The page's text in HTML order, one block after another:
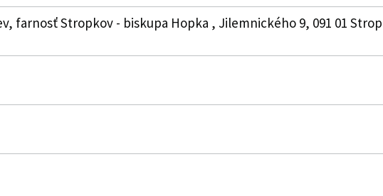
farnosť Stropkov - biskupa Hopka , Jilemnického 9, 091 01